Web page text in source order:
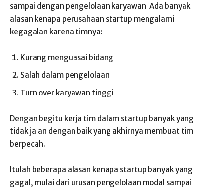
sampai dengan pengelolaan karyawan. Ada banyak
alasan kenapa perusahaan startup mengalami
kegagalan karena timnya:
Kurang menguasai bidang
Salah dalam pengelolaan
Turn over karyawan tinggi
Dengan begitu kerja tim dalam startup banyak yang
tidak jalan dengan baik yang akhirnya membuat tim
berpecah.
Itulah beberapa alasan kenapa startup banyak yang
gagal, mulai dari urusan pengelolaan modal sampai